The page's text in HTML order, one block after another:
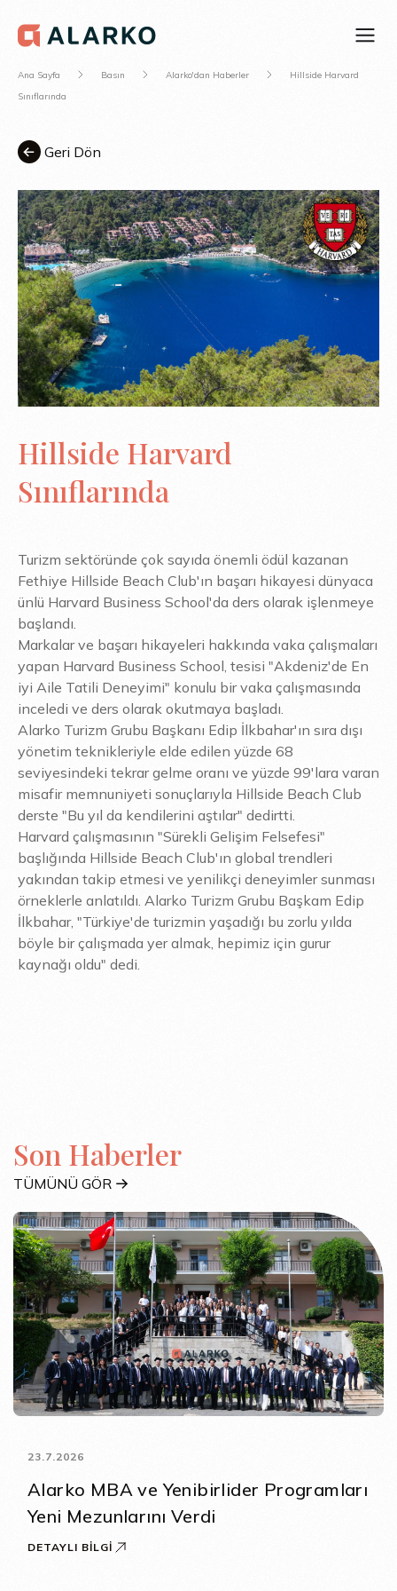
Ana Sayfa Basın Alarko'dan Haberler
Hillside Harvard
Sınıflarında
Geri Dön
Hillside Harvard
Sınıflarında
Turizm sektöründe çok sayıda önemli ödül kazanan
Fethiye Hillside Beach Club'ın başarı hikayesi dünyaca
ünlü Harvard Business School'da ders olarak işlenmeye
başlandı.
Markalar ve başarı hikayeleri hakkında vaka çalışmaları
yapan Harvard Business School, tesisi "Akdeniz'de En
iyi Aile Tatili Deneyimi" konulu bir vaka çalışmasında
inceledi ve ders olarak okutmaya başladı.
Alarko Turizm Grubu Başkanı Edip İlkbahar'ın sıra dışı
yönetim teknikleriyle elde edilen yüzde 68
seviyesindeki tekrar gelme oranı ve yüzde 99'lara varan
misafir memnuniyeti sonuçlarıyla Hillside Beach Club
derste "Bu yıl da kendilerini aştılar" dedirtti.
Harvard çalışmasının "Sürekli Gelişim Felsefesi"
başlığında Hillside Beach Club'ın global trendleri
yakından takip etmesi ve yenilikçi deneyimler sunması
örneklerle anlatıldı. Alarko Turizm Grubu Başkam Edip
İlkbahar, "Türkiye'de turizmin yaşadığı bu zorlu yılda
böyle bir çalışmada yer almak, hepimiz için gurur
kaynağı oldu" dedi.
Son Haberler
TÜMÜNÜ GÖR
23.7.2026
Alarko MBA ve Yenibirlider Programları
Yeni Mezunlarını Verdi
DETAYLI BILGI